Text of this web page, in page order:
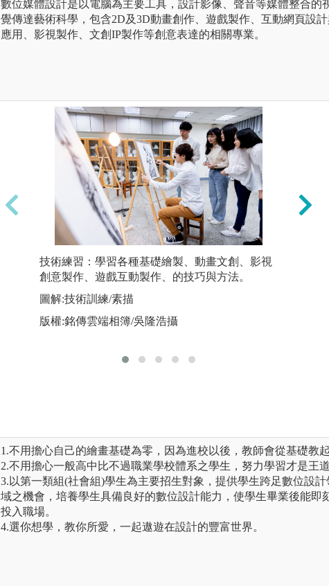
數位媒體設計是以電腦為主要工具，設計影像、聲音等媒體整合的
覺傳達藝術科學，包含2D及3D動畫創作、遊戲製作、互動網頁設
應用、影視製作、文創IP製作等創意表達的相關專業。
技術練習：學習各種基礎繪製、動畫文創、影視
創意製作、遊戲互動製作、的技巧與方法。
圖解:技術訓練/素描
版權:銘傳雲端相簿/吳隆浩攝
1.不用擔心自己的繪畫基礎為零，因為進校以後，教師會從基礎教起
2.不用擔心一般高中比不過職業學校體系之學生，努力學習才是王道
3.以第一類組(社會組)學生為主要招生對象，提供學生跨足數位設計
域之機會，培養學生具備良好的數位設計能力，使學生畢業後能即
投入職場。
4.選你想學，教你所愛，一起遨遊在設計的豐富世界。